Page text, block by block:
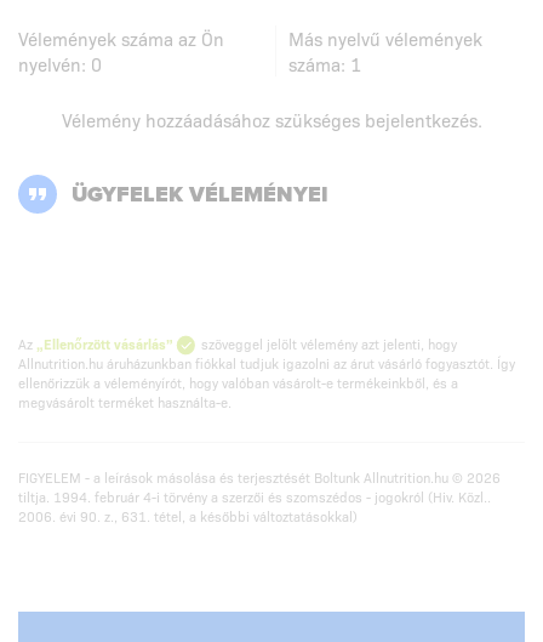
Vélemények száma az Ön
nyelvén: 0
Más nyelvű vélemények
száma: 1
Vélemény hozzáadásához szükséges bejelentkezés.
ÜGYFELEK VÉLEMÉNYEI
Az „Ellenőrzött vásárlás”
szöveggel jelölt vélemény azt jelenti, hogy
Allnutrition.hu áruházunkban fiókkal tudjuk igazolni az árut vásárló fogyasztót. Így
ellenőrizzük a véleményírót, hogy valóban vásárolt-e termékeinkből, és a
megvásárolt terméket használta-e.
FIGYELEM - a leírások másolása és terjesztését Boltunk Allnutrition.hu © 2026
tiltja. 1994. február 4-i törvény a szerzői és szomszédos - jogokról (Hiv. Közl..
2006. évi 90. z., 631. tétel, a későbbi változtatásokkal)